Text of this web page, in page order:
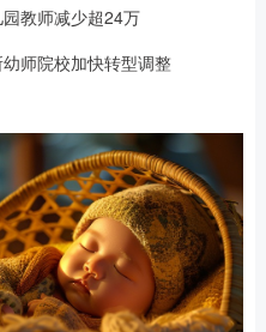
教师减少超24万
师院校加快转型调整